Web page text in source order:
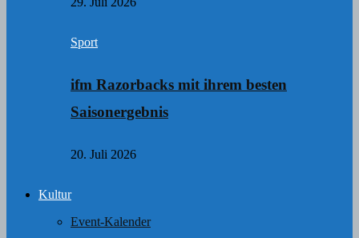
Sport
ifm Razorbacks mit ihrem besten
Saisonergebnis
20. Juli 2026
Kultur
Event-Kalender